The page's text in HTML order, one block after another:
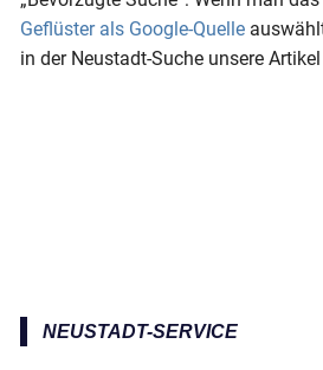
Geflüster als Google-Quelle
in der Neustadt-Suche unsere
NEUSTADT-SERVICE